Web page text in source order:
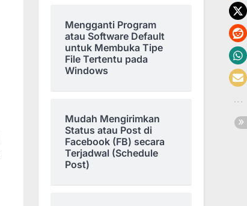
Mengganti Program
atau Software Default
untuk Membuka Tipe
File Tertentu pada
Windows
Mudah Mengirimkan
Status atau Post di
Facebook (FB) secara
Terjadwal (Schedule
Post)